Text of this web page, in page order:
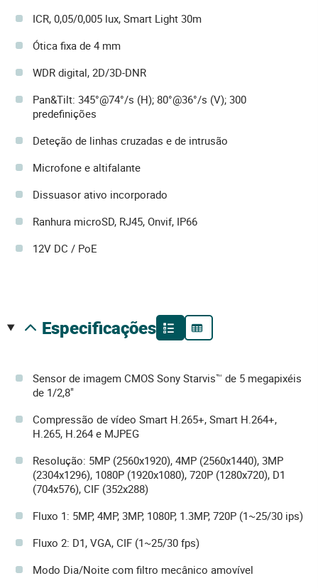
ICR, 0,05/0,005 lux, Smart Light 30m
Ótica fixa de 4 mm
WDR digital, 2D/3D-DNR
Pan&Tilt: 345°@74°/s (H); 80°@36°/s (V); 300
predefinições
Deteção de linhas cruzadas e de intrusão
Microfone e altifalante
Dissuasor ativo incorporado
Ranhura microSD, RJ45, Onvif, IP66
12V DC / PoE
especificações
Sensor de imagem CMOS Sony Starvis™ de 5 megapixéis
de 1/2,8"
Compressão de vídeo Smart H.265+, Smart H.264+,
H.265, H.264 e MJPEG
Resolução: 5MP (2560x1920), 4MP (2560x1440), 3MP
(2304x1296), 1080P (1920x1080), 720P (1280x720), D1
(704x576), CIF (352x288)
Fluxo 1: 5MP, 4MP, 3MP, 1080P, 1.3MP, 720P (1~25/30 ips)
Fluxo 2: D1, VGA, CIF (1~25/30 fps)
Modo Dia/Noite com filtro mecânico amovível